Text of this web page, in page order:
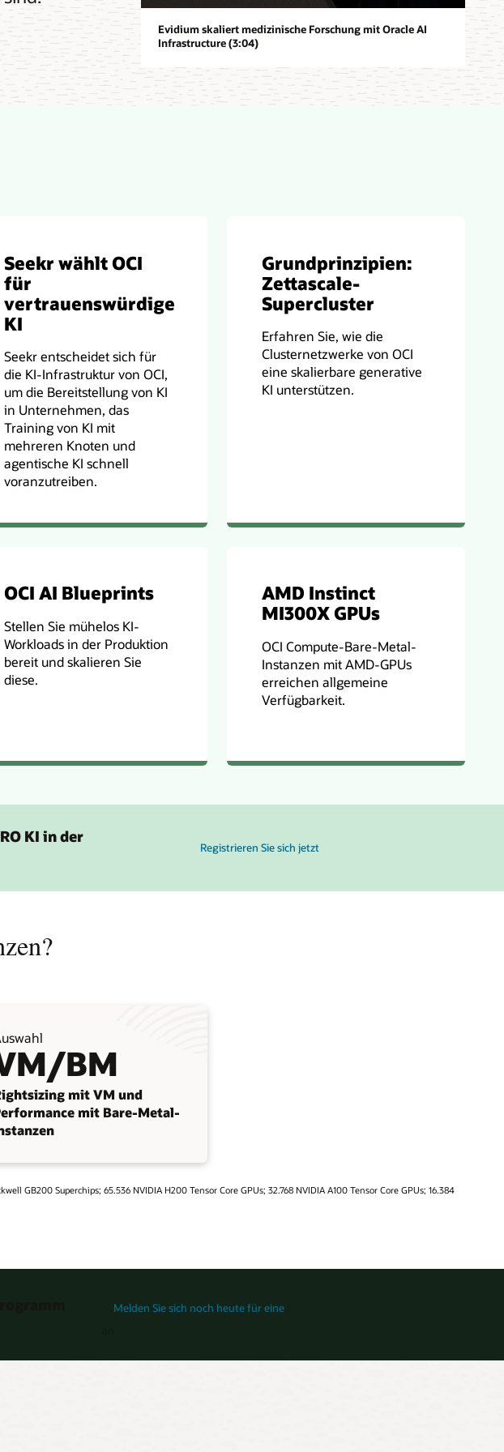
Evidium skaliert medizinische Forschung mit Oracle AI
Infrastructure (3:04)
Seekr wählt OCI
für
vertrauenswürdige
KI
Seekr entscheidet sich für
die KI-Infrastruktur von OCI,
um die Bereitstellung von KI
in Unternehmen, das
Training von KI mit
mehreren Knoten und
agentische KI schnell
voranzutreiben.
Grundprinzipien:
Zettascale-
Supercluster
Erfahren Sie, wie die
Clusternetzwerke von OCI
eine skalierbare generative
KI unterstützen.
OCI AI Blueprints
Stellen Sie mühelos KI-
Workloads in der Produktion
bereit und skalieren Sie
diese.
AMD Instinct
MI300X GPUs
OCI Compute-Bare-Metal-
Instanzen mit AMD-GPUs
erreichen allgemeine
Verfügbarkeit.
KI in der
Registrieren Sie sich jetzt
BM
mit VM und
mit Bare-Metal-
GB200 Superchips; 65.536 NVIDIA H200 Tensor Core GPUs; 32.768 NVIDIA A100 Tensor Core GPUs; 16.384
Melden Sie sich noch heute für eine